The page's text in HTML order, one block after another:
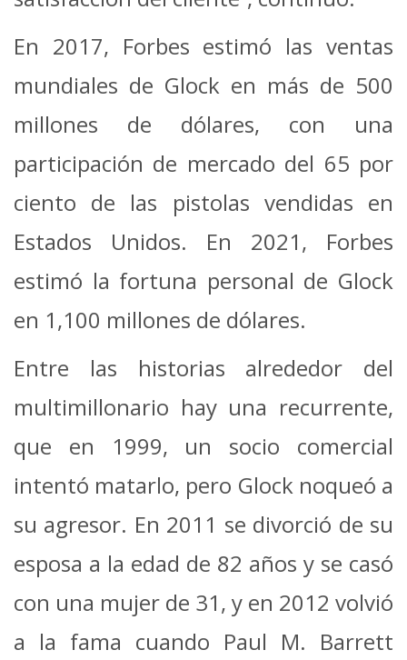
En 2017, Forbes estimó las ventas
mundiales de Glock en más de 500
millones de dólares, con una
participación de mercado del 65 por
ciento de las pistolas vendidas en
Estados Unidos. En 2021, Forbes
estimó la fortuna personal de Glock
en 1,100 millones de dólares.
Entre las historias alrededor del
multimillonario hay una recurrente,
que en 1999, un socio comercial
intentó matarlo, pero Glock noqueó a
su agresor. En 2011 se divorció de su
esposa a la edad de 82 años y se casó
con una mujer de 31, y en 2012 volvió
a la fama cuando Paul M. Barrett